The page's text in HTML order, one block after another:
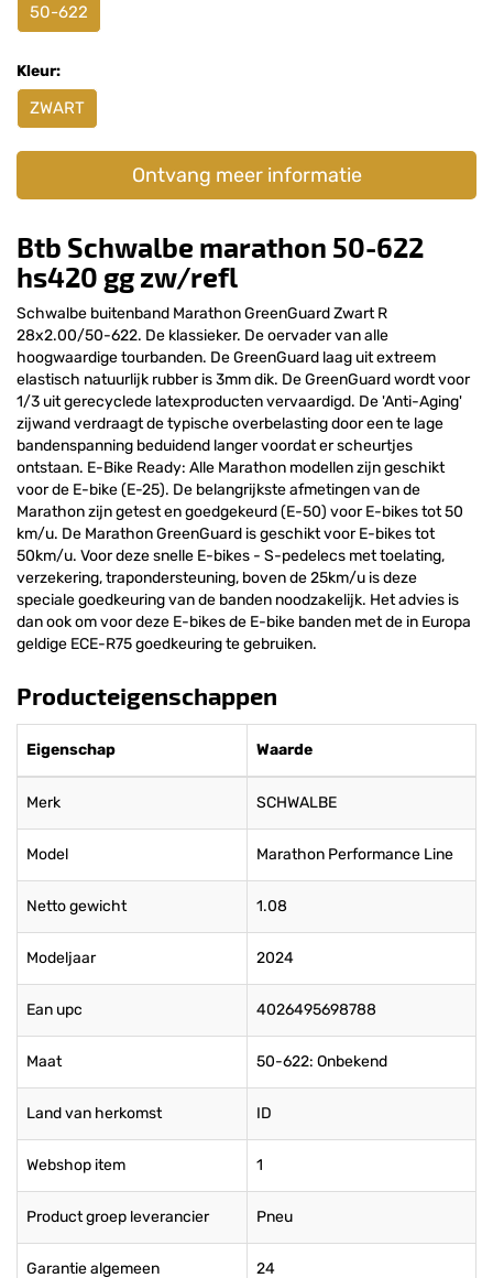
50-622
Kleur:
ZWART
Ontvang meer informatie
Btb Schwalbe marathon 50-622
hs420 gg zw/refl
Schwalbe buitenband Marathon GreenGuard Zwart R
28x2.00/50-622. De klassieker. De oervader van alle
hoogwaardige tourbanden. De GreenGuard laag uit extreem
elastisch natuurlijk rubber is 3mm dik. De GreenGuard wordt voor
1/3 uit gerecyclede latexproducten vervaardigd. De 'Anti-Aging'
zijwand verdraagt de typische overbelasting door een te lage
bandenspanning beduidend langer voordat er scheurtjes
ontstaan. E-Bike Ready: Alle Marathon modellen zijn geschikt
voor de E-bike (E-25). De belangrijkste afmetingen van de
Marathon zijn getest en goedgekeurd (E-50) voor E-bikes tot 50
km/u. De Marathon GreenGuard is geschikt voor E-bikes tot
50km/u. Voor deze snelle E-bikes - S-pedelecs met toelating,
verzekering, trapondersteuning, boven de 25km/u is deze
speciale goedkeuring van de banden noodzakelijk. Het advies is
dan ook om voor deze E-bikes de E-bike banden met de in Europa
geldige ECE-R75 goedkeuring te gebruiken.
Producteigenschappen
Eigenschap Waarde
Merk SCHWALBE
Model Marathon Performance Line
Netto gewicht 1.08
Modeljaar 2024
Ean upc 4026495698788
Maat 50-622: Onbekend
Land van herkomst ID
Webshop item 1
Product groep leverancier Pneu
Garantie algemeen 24